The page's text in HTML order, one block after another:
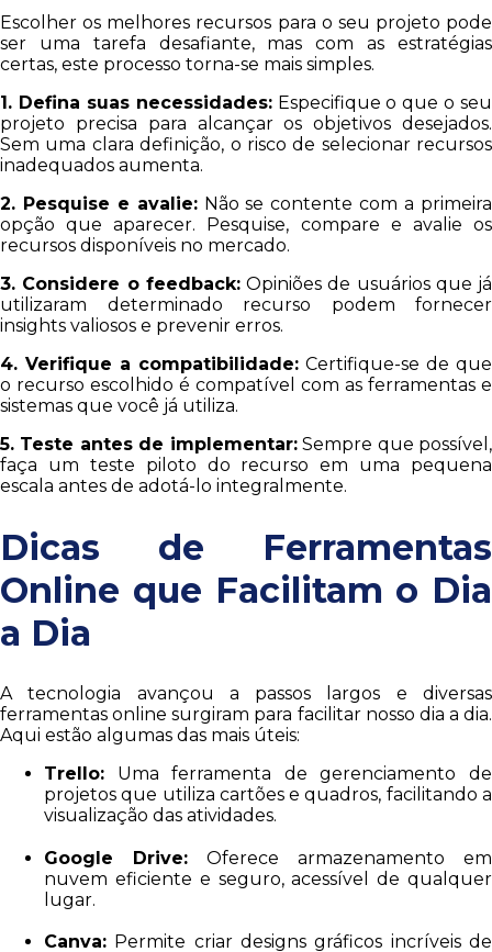
Escolher os melhores recursos para o seu projeto pode
ser uma tarefa desafiante, mas com as estratégias
certas, este processo torna-se mais simples.
1. Defina suas necessidades:Especifique o que o seu
projeto precisa para alcançar os objetivos desejados.
Sem uma clara definição, o risco de selecionar recursos
inadequados aumenta.
2. Pesquise e avalie:Não se contente com a primeira
opção que aparecer. Pesquise, compare e avalie os
recursos disponíveis no mercado.
3. Considere o feedback:Opiniões de usuários que já
utilizaram determinado recurso podem fornecer
insights valiosos e prevenir erros.
4. Verifique a compatibilidade: Certifique-se de que
o recurso escolhido é compatível com as ferramentas e
sistemas que você já utiliza.
5. Teste antes de implementar:Sempre que possível,
faça um teste piloto do recurso em uma pequena
escala antes de adotá-lo integralmente.
Dicas de Ferramentas
Online que Facilitam o Dia
a Dia
A tecnologia avançou a passos largos e diversas
ferramentas online surgiram para facilitar nosso dia a dia.
Aqui estão algumas das mais úteis:
Trello: Uma ferramenta de gerenciamento de
projetos que utiliza cartões e quadros, facilitando a
visualização das atividades.
Google Drive: Oferece armazenamento em
nuvem eficiente e seguro, acessível de qualquer
lugar.
Canva: Permite criar designs gráficos incríveis de